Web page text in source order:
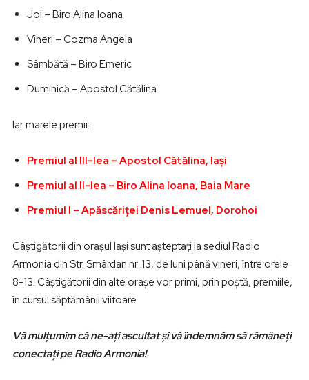
Joi – Biro Alina Ioana
Vineri – Cozma Angela
Sâmbătă – Biro Emeric
Duminică – Apostol Cătălina
Iar marele premii:
Premiul al III-lea – Apostol Cătălina, Iaşi
Premiul al II-lea – Biro Alina Ioana, Baia Mare
Premiul I – Apăscăriţei Denis Lemuel, Dorohoi
Câştigătorii din oraşul Iaşi sunt aşteptaţi la sediul Radio
Armonia din Str. Smârdan nr .13, de luni până vineri, între orele
8-13. Câştigătorii din alte oraşe vor primi, prin poştă, premiile,
în cursul săptămânii viitoare.
Vă mulţumim că ne-aţi ascultat şi vă îndemnăm să rămâneţi
conectaţi pe Radio Armonia!